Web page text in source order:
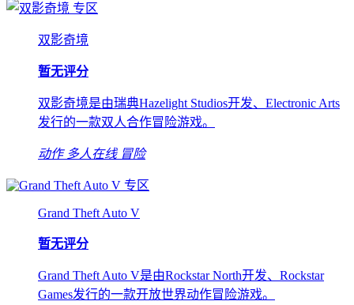
专区
双影奇境
暂无评分
双影奇境是由瑞典Hazelight Studios开发、Electronic Arts
发行的一款双人合作冒险游戏。
动作 多人在线 冒险
专区
Grand Theft Auto V
暂无评分
Grand Theft Auto V是由Rockstar North开发、Rockstar
Games发行的一款开放世界动作冒险游戏。